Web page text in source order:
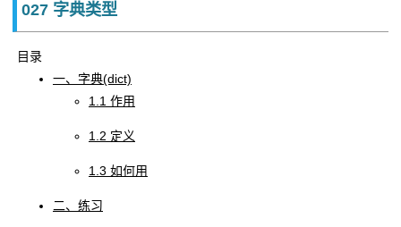
027 字典类型
目录
一、字典(dict)
1.1 作用
1.2 定义
1.3 如何用
二、练习